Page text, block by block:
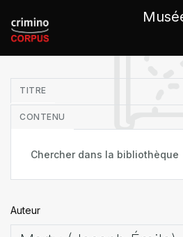
TITRE
CONTENU
Auteur
Panneau de gestion des cookies